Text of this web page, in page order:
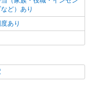
ど）あり
あり